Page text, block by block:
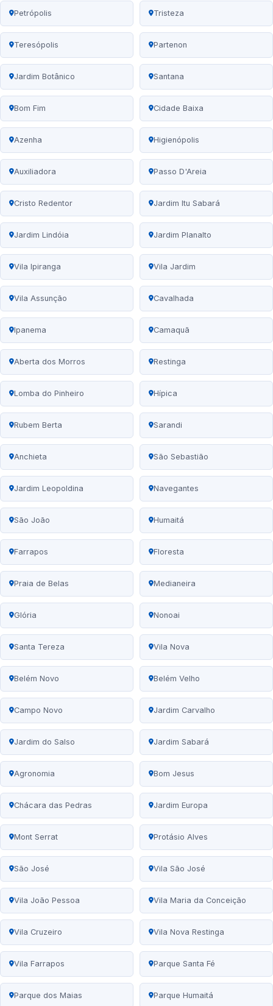
Petrópolis Tristeza
Teresópolis Partenon
Jardim Botânico Santana
Bom Fim Cidade Baixa
Azenha Higienópolis
Auxiliadora Passo D'Areia
Cristo Redentor Jardim Itu Sabará
Jardim Lindóia Jardim Planalto
Vila Ipiranga Vila Jardim
Vila Assunção Cavalhada
Ipanema Camaquã
Aberta dos Morros Restinga
Lomba do Pinheiro Hípica
Rubem Berta Sarandi
Anchieta São Sebastião
Jardim Leopoldina Navegantes
São João Humaitá
Farrapos Floresta
Praia de Belas Medianeira
Glória Nonoai
Santa Tereza Vila Nova
Belém Novo Belém Velho
Campo Novo Jardim Carvalho
Jardim do Salso Jardim Sabará
Agronomia Bom Jesus
Chácara das Pedras Jardim Europa
Mont Serrat Protásio Alves
São José Vila São José
Vila João Pessoa Vila Maria da Conceição
Vila Cruzeiro Vila Nova Restinga
Vila Farrapos Parque Santa Fé
Parque dos Maias Parque Humaitá